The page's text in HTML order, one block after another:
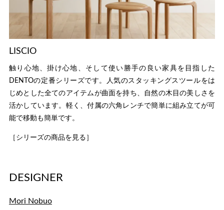
LISCIO
触り心地、掛け心地、そして使い勝手の良い家具を目指した
DENTOの定番シリーズです。人気のスタッキングスツールをは
じめとした全てのアイテムが曲面を持ち、自然の木目の美しさを
活かしています。軽く、付属の六角レンチで簡単に組み立てが可
能で移動も簡単です。
［シリーズの商品を見る］
DESIGNER
Mori Nobuo